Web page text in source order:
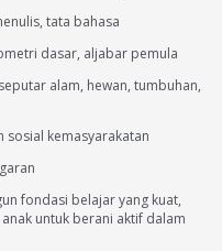
tata bahasa
dasar, aljabar pemula
alam, hewan, tumbuhan,
sosial kemasyarakatan
fondasi belajar yang kuat,
untuk berani aktif dalam